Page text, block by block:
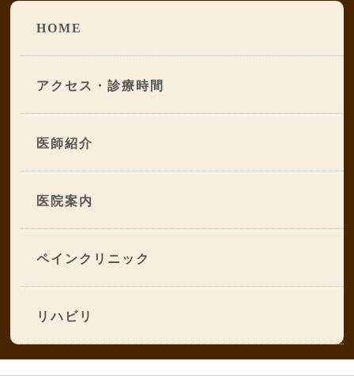
HOME
アクセス・診療時間
医師紹介
医院案内
ペインクリニック
リハビリ